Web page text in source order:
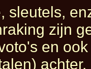
sleutels,
zijn
en
achter.